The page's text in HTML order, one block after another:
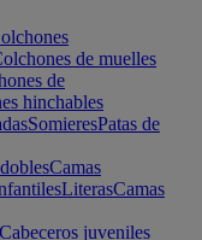
de muelles
de
hinchables
SomieresPatas de
Camas
LiterasCamas
Cabeceros juveniles